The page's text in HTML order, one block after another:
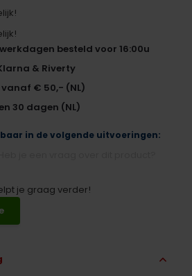
besteld voor 16:00u
& Riverty
vanaf € 50,- (NL)
30 dagen (NL)
in de volgende uitvoeringen:
je graag verder!